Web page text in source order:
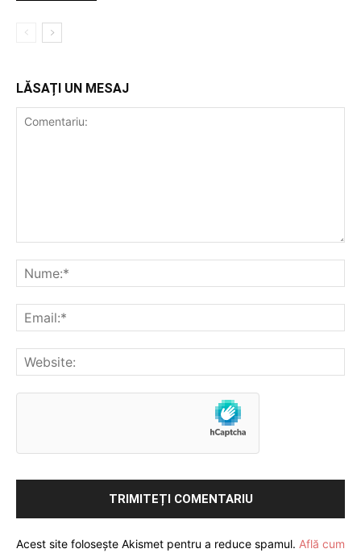
LĂSAȚI UN MESAJ
Acest site folosește Akismet pentru a reduce spamul. Află cum